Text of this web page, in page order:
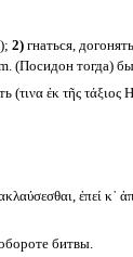
2)гнаться,
(Посидон тогда)
(τινα ἐκ τῆς τάξιος
ἐπεί
битвы.